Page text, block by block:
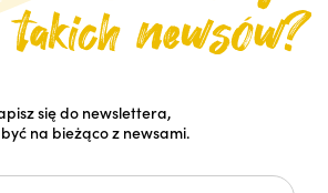
się do newslettera,
na bieżąco z newsami.